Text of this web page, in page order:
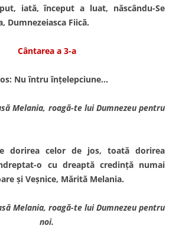
iată, început a luat, născându-Se
Dumnezeiasca Fiică.
Cântarea a 3-a
Nu întru înţelepciune…
Melania, roagă-te lui Dumnezeu pentru
dorirea celor de jos, toată dori­rea
o cu dreaptă credinţă numai
şi Veşnice, Mărită Melania.
Melania, roagă-te lui Dumnezeu pentru
noi.